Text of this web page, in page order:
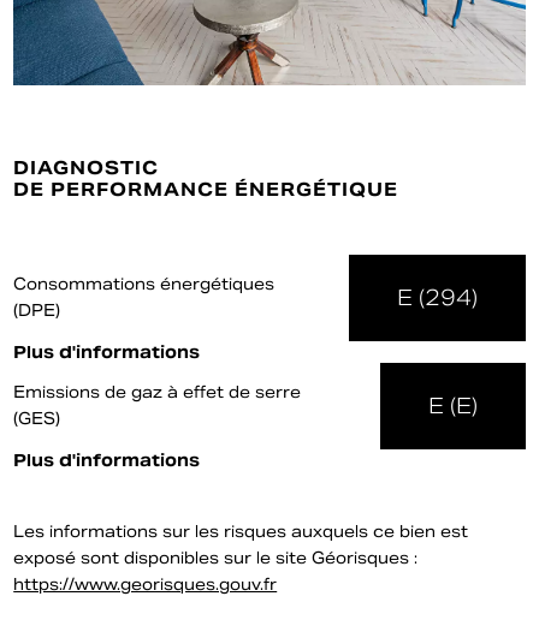
DIAGNOSTIC
DE PERFORMANCE ÉNERGÉTIQUE
Consommations énergétiques
(DPE)
E (294)
Plus d'informations
Emissions de gaz à effet de serre
(GES)
E (E)
Plus d'informations
Les informations sur les risques auxquels ce bien est
exposé sont disponibles sur le site Géorisques :
https://www.georisques.gouv.fr